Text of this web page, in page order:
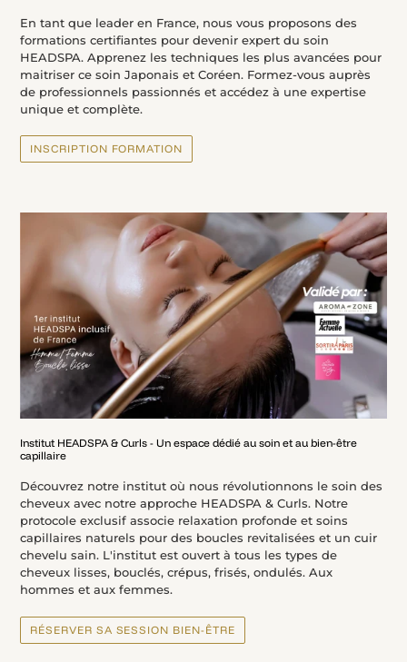
En tant que leader en France, nous vous proposons des
formations certifiantes pour devenir expert du soin
HEADSPA. Apprenez les techniques les plus avancées pour
maitriser ce soin Japonais et Coréen. Formez-vous auprès
de professionnels passionnés et accédez à une expertise
unique et complète.
INSCRIPTION FORMATION
Institut HEADSPA & Curls - Un espace dédié au soin et au bien-être
capillaire
Découvrez notre institut où nous révolutionnons le soin des
cheveux avec notre approche HEADSPA & Curls. Notre
protocole exclusif associe relaxation profonde et soins
capillaires naturels pour des boucles revitalisées et un cuir
chevelu sain. L'institut est ouvert à tous les types de
cheveux lisses, bouclés, crépus, frisés, ondulés. Aux
hommes et aux femmes.
RÉSERVER SA SESSION BIEN-ÊTRE